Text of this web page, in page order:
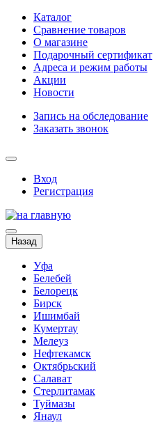
Каталог
Сравнение товаров
О магазине
Подарочный сертификат
Адреса и режим работы
Акции
Новости
Запись на обследование
Заказать звонок
Вход
Регистрация
Назад
Уфа
Белебей
Белорецк
Бирск
Ишимбай
Кумертау
Мелеуз
Нефтекамск
Октябрьский
Салават
Стерлитамак
Туймазы
Янаул